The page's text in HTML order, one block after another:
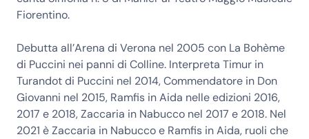
Fiorentino.
Debutta all’Arena di Verona nel 2005 con La Bohème
di Puccini nei panni di Colline. Interpreta Timur in
Turandot di Puccini nel 2014, Commendatore in Don
Giovanni nel 2015, Ramfis in Aida nelle edizioni 2016,
2017 e 2018, Zaccaria in Nabucco nel 2017 e 2018. Nel
2021 è Zaccaria in Nabucco e Ramfis in Aida, ruoli che